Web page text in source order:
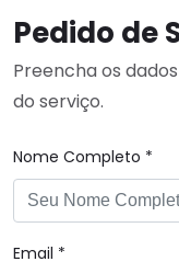
Pedido de
Preencha os
do serviço.
Nome Completo *
Email *